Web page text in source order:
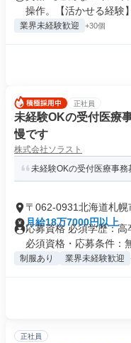
操作。【活かせる経験
業界未経験歓迎 +30個
正社員
未経験OKの受付医療
慢です
株式会社ソラスト
未経験OKの受付医療事
〒062-0931北海道札
月給18万7000円以上
応募資格 必須学歴：
必須資格・応募条件：
制服あり 業界未経験歓迎
正社員